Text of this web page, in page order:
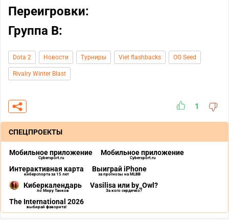
Переигровки:
Группа В:
Dota 2 Новости Турниры Viet flashbacks OG Seed
Rivalry Winter Blast
1
СПЕЦПРОЕКТЫ
Мобильное приложение
Cybersport.ru
Мобильное приложение
Cybersport.ru
Интерактивная карта
киберспорта за 15 лет
Выиграй iPhone
за прогнозы на MLBB
Киберкалендарь
по Миру Танков
Vasilisa или by_Owl?
За кого сердечко?
The International 2026
выбирай фаворита!